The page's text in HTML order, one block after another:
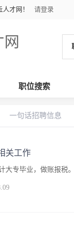
才网！ 请登录
职位搜索
一句话招聘信息
关工作
大专毕业，做账报税